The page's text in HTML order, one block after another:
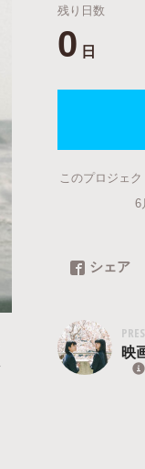
残り日数
0 日
このプロジェ
6
シェア
映